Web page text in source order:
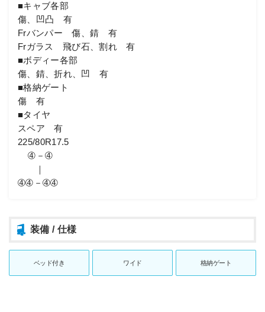
■キャブ各部
傷、凹凸 有
Frバンパー 傷、錆 有
Frガラス 飛び石、割れ 有
■ボディー各部
傷、錆、折れ、凹 有
■格納ゲート
傷 有
■タイヤ
スペア 有
225/80R17.5
➃－➃
➃➃－➃➃
装備 / 仕様
ベッド付き ワイド 格納ゲート